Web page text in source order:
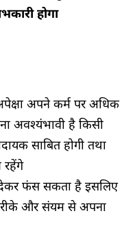
होगा
अपने कर्म पर अधिक
अवश्यंभावी है किसी
साबित होगी तथा
रहेंगे
फंस सकता है इसलिए
तरीके और संयम से अपना